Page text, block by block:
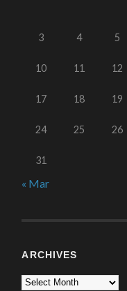
3 4 5
10 11 12
17 18 19
24 25 26
31
« Mar
ARCHIVES